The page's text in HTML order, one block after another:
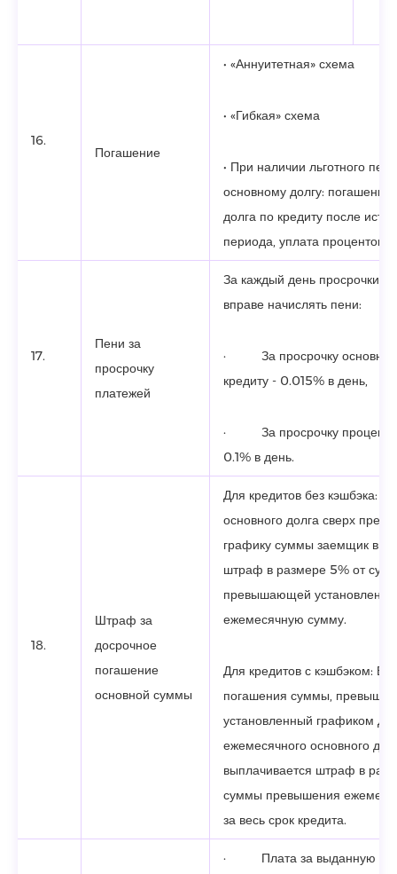
16.
Погашение
• «Аннуитетная» схема
• «Гибкая» схема
• При наличии льготного
основному долгу: погашение
долга по кредиту после
периода, уплата процентов
17.
Пени за
просрочку
платежей
За каждый день просрочки
вправе начислять пени:
· За просрочку
кредиту - 0.015% в день,
· За просрочку
0.1% в день.
18.
Штраф за
досрочное
погашение
основной суммы
Для кредитов без кэшбэка:
основного долга сверх
графику суммы заемщик
штраф в размере 5% от
превышающей
ежемесячную сумму.
Для кредитов с кэшбэком: В
погашения суммы,
установленный графиком
ежемесячного основного
выплачивается штраф в
суммы превышения
за весь срок кредита.
· Плата за выданную